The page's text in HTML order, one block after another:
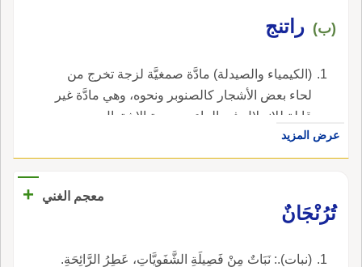
(ب) راتنج
(الكيمياء والصيدلة) مادَّة صمغيَّة لزجة تخرج من
لحاء بعض الأشجار كالصنوبر ونحوه، وهي مادَّة غير
قابلة للانحلال في الماء وسريعة الاشتعال.
عرض المزيد
معجم الغني
+
تُرُنْجَانٌ
(نبات).: نَبَاتٌ مِنْ فَصِيلَةِ الشَّفَوِيَّاتِ، عَطِرُ الرَّائِحَةِ.